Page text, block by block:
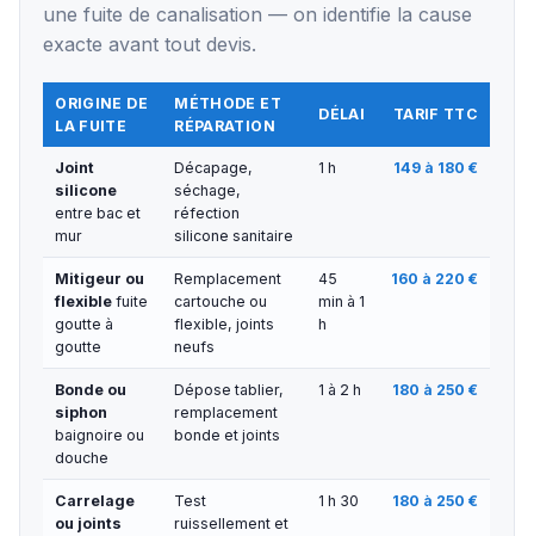
une fuite de canalisation — on identifie la cause
exacte avant tout devis.
ORIGINE DE
LA FUITE
MÉTHODE ET
RÉPARATION
DÉLAI TARIF TTC
Joint
silicone
entre bac et
mur
Décapage,
séchage,
réfection
silicone sanitaire
1 h 149 à 180 €
Mitigeur ou
flexible fuite
goutte à
goutte
Remplacement
cartouche ou
flexible, joints
neufs
45
min à 1
h
160 à 220 €
Bonde ou
siphon
baignoire ou
douche
Dépose tablier,
remplacement
bonde et joints
1 à 2 h 180 à 250 €
Carrelage
ou joints
Test
ruissellement et
1 h 30 180 à 250 €